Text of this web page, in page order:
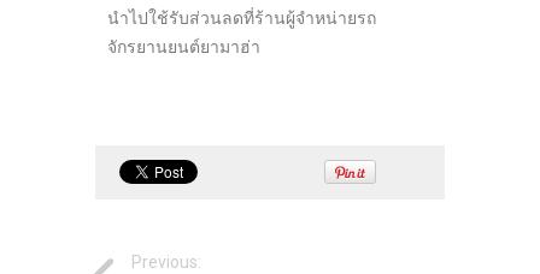
นำไปใช้รับส่วนลดที่ร้านผู้จำหน่ายรถ
จักรยานยนต์ยามาฮ่า
Previous: